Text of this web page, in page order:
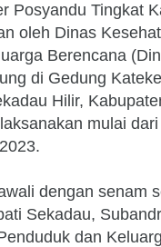
Posyandu Tingkat
oleh Dinas
Berencana
di Gedung
Hilir,
mulai
dengan senam
Sekadau,
dan